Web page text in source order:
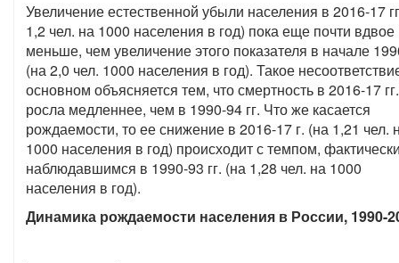
Увеличение естественной убыли населения в 2016-17
1,2 чел. на 1000 населения в год) пока еще почти вдвое
меньше, чем увеличение этого показателя в начале
(на 2,0 чел. 1000 населения в год). Такое
основном объясняется тем, что смертность в 2016-17 гг.
росла медленнее, чем в 1990-94 гг. Что же касается
рождаемости, то ее снижение в 2016-17 г. (на 1,21 чел.
1000 населения в год) происходит с темпом,
наблюдавшимся в 1990-93 гг. (на 1,28 чел. на 1000
населения в год).
Динамика рождаемости населения в России, 1990-